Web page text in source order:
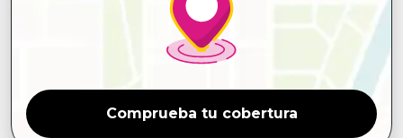
Comprueba tu cobertura